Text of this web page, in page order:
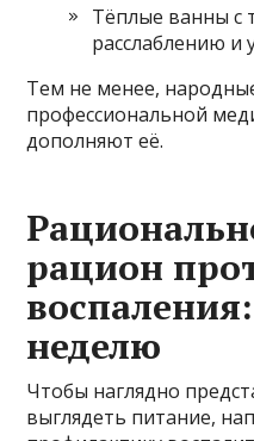
Тёплые ванны с
расслаблению
Тем не менее,
профессиональной
дополняют её.
рацион
неделю
Чтобы наглядно
выглядеть питание,